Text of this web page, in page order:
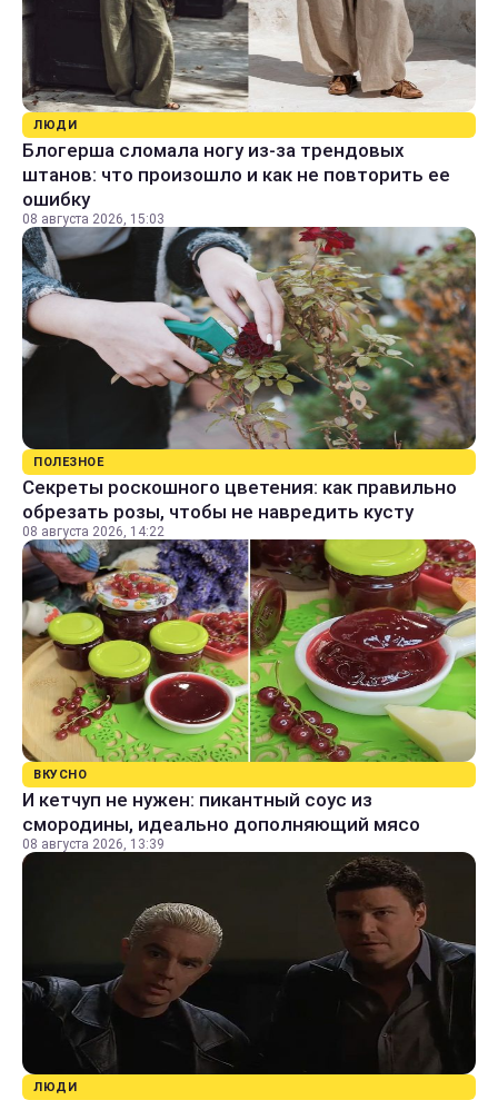
ЛЮДИ
Блогерша сломала ногу из-за трендовых
штанов: что произошло и как не повторить ее
ошибку
08 августа 2026, 15:03
ПОЛЕЗНОЕ
Секреты роскошного цветения: как правильно
обрезать розы, чтобы не навредить кусту
08 августа 2026, 14:22
ВКУСНО
И кетчуп не нужен: пикантный соус из
смородины, идеально дополняющий мясо
08 августа 2026, 13:39
ЛЮДИ